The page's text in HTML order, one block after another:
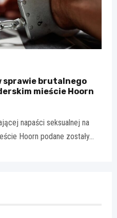
sprawie brutalnego
mieście Hoorn
napaści seksualnej na
Hoorn podane zostały…